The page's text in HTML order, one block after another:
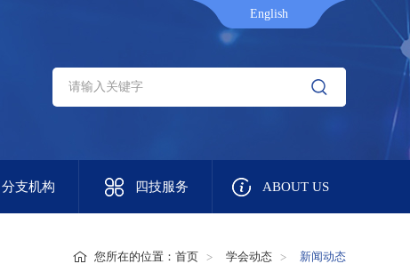
English
分支机构 四技服务 ABOUT US
您所在的位置： 首页 学会动态 新闻动态